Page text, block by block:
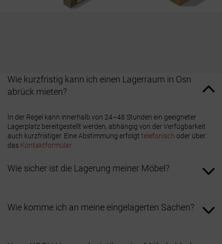
Wie kurzfristig kann ich einen Lagerraum in Osn
abrück mieten?
In der Regel kann innerhalb von 24–48 Stunden ein geeigneter
Lagerplatz bereitgestellt werden, abhängig von der Verfügbarkeit
auch kurzfristiger. Eine Abstimmung erfolgt telefonisch oder über
das Kontaktformular.
Wie sicher ist die Lagerung meiner Möbel?
Wie komme ich an meine eingelagerten Sachen?